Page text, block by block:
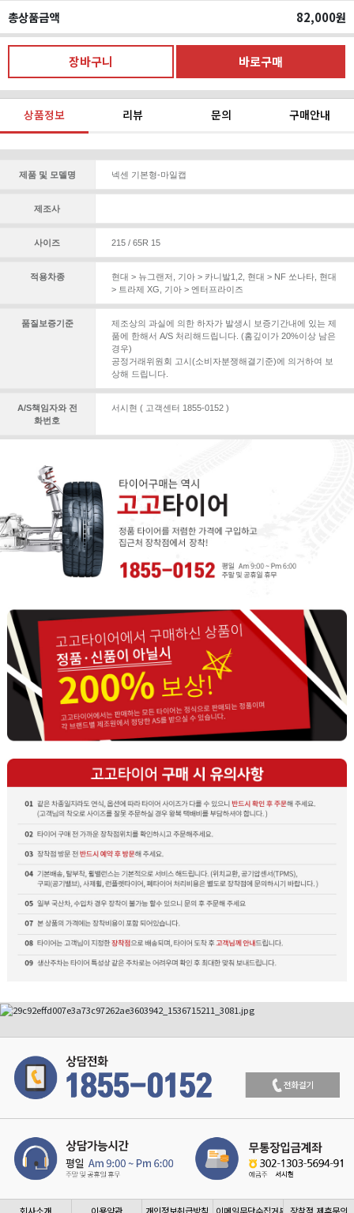
총상품금액 82,000원
상품정보 리뷰 문의 구매안내
제품 및 모델명 넥센 기본형-마일캡
제조사
사이즈 215 / 65R 15
적용차종 현대 > 뉴그랜저 기아 > 카니발1,2, 현대 > NF 쏘나타, 현대
> 트라제 XG
기아 > 엔터프라이즈
품질보증기준
제조상의 과실에 의한 하자가 발생시 보증기간내에 있는 제
품에 한해서 A/S 처리해드립니다. (홈깊이가 20%이상 남은
경우)
공정거래위원회 고시(소비자분쟁해결기준)에 의거하여 보
상해 드립니다.
A/S책임자와 전
화번호
서시현 ( 고객센터 1855-0152 )